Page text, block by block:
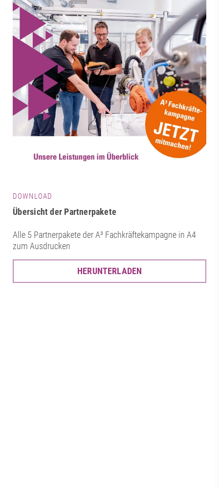
DOWNLOAD
Übersicht der Partnerpakete
Alle 5 Partnerpakete der A³ Fachkräftekampagne in A4
zum Ausdrucken
HERUNTERLADEN